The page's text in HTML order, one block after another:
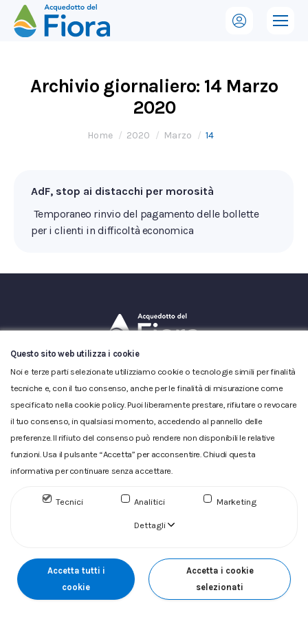
Archivio giornaliero: 14 Marzo
2020
Tu sei qui:
Home 2020 Marzo 14
AdF, stop ai distacchi per morosità
Temporaneo rinvio del pagamento delle bollette
per i clienti in difficoltà economica
Glossario|Privacy|Cookie
Accessibilità |Copyright
ACQUEDOTTO DEL FIORA S.p.A. Numero d'iscrizione e Codice
fiscale 00304790538 (P.IVA) già iscritta al n.10.029 - Capitale
Sociale Euro 1.730.520,00 i.v
Questo sito web utilizza i cookie
Noi e terze parti selezionate utilizziamo cookie o tecnologie simili per finalità
tecniche e, con il tuo consenso, anche per le finalità di misurazione come
specificato nella cookie policy. Puoi liberamente prestare, rifiutare o revocare
il tuo consenso, in qualsiasi momento, accedendo al pannello delle
preferenze. Il rifiuto del consenso può rendere non disponibili le relative
funzioni. Usa il pulsante “Accetta” per acconsentire. Chiudi questa
informativa per continuare senza accettare.
Tecnici Analitici Marketing
Dettagli
Accetta tutti i
cookie
Accetta i cookie
selezionati